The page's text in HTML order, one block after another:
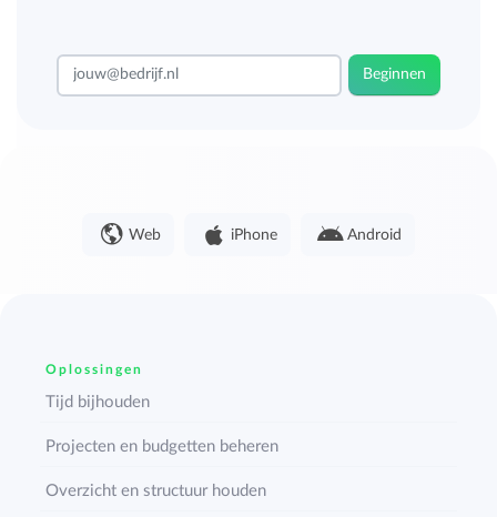
Beginnen
Web iPhone Android
Oplossingen
Tijd bijhouden
Projecten en budgetten beheren
Overzicht en structuur houden